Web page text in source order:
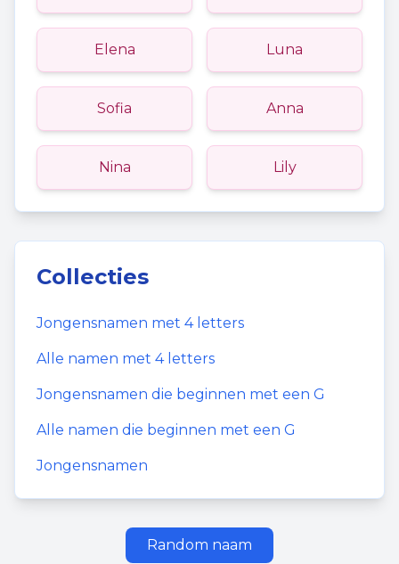
Elena Luna
Sofia Anna
Nina Lily
Collecties
Jongensnamen met 4letters
Alle namen met 4letters
Jongensnamen die beginnen met een G
Alle namen die beginnen met een G
Jongensnamen
Random naam